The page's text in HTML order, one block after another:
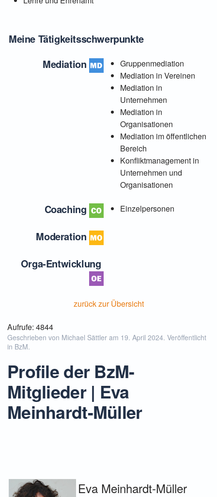
Meine Tätigkeitsschwerpunkte
Mediation
Gruppenmediation
Mediation in Vereinen
Mediation in
Unternehmen
Mediation in
Organisationen
Mediation im öffentlichen
Bereich
Konfliktmanagement in
Unternehmen und
Organisationen
Coaching Einzelpersonen
Moderation
Orga-Entwicklung
zurück zur Übersicht
Aufrufe: 4844
Geschrieben von Michael Sättler am 19. April 2024. Veröffentlicht
in BzM.
Profile der BzM-
Mitglieder | Eva
Meinhardt-Müller
Eva Meinhardt-Müller